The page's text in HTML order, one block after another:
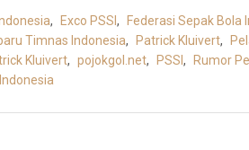
, Exco PSSI , Federasi Sepak Bola
Timnas Indonesia, Patrick Kluivert,
Kluivert, pojokgol.net, PSSI , Rumor